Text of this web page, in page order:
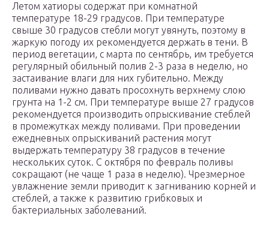
Летом хатиоры содержат при комнатной
температуре 18-29 градусов. При температуре
свыше 30 градусов стебли могут увянуть, поэтому в
жаркую погоду их рекомендуется держать в тени. В
период вегетации, с марта по сентябрь, им требуется
регулярный обильный полив 2-3 раза в неделю, но
застаивание влаги для них губительно. Между
поливами нужно давать просохнуть верхнему слою
грунта на 1-2 см. При температуре выше 27 градусов
рекомендуется производить опрыскивание стеблей
в промежутках между поливами. При проведении
ежедневных опрыскиваний растения могут
выдержать температуру 38 градусов в течение
нескольких суток. С октября по февраль поливы
сокращают (не чаще 1 раза в неделю). Чрезмерное
увлажнение земли приводит к загниванию корней и
стеблей, а также к развитию грибковых и
бактериальных заболеваний.